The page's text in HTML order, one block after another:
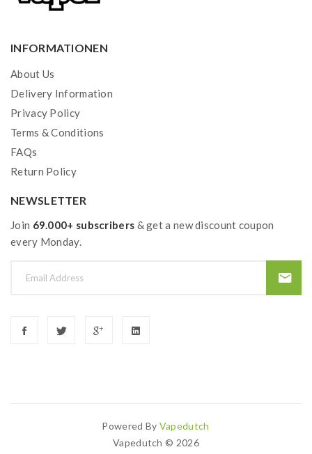
Tappo Pods Ihrer gewählten Geschmacksrichtung von
Zusätzlich besteht die Möglichkeit, die Lost Mary
Tappo Pods mit dem bei uns erhältlichen Elfbar Elfa
Akku zu nutzen.
Die Lost Mary Tappo Pods sind bereits mit 2 ml
vorbefüllt (abhängig von der Geschmacksrichtung) und
passen auch auf die ELFA (by ELFBAR) Basisgeräte.
Sobald das vorbefüllte Liquid in den Pods leer ist,
entsorgen Sie ihn und installieren einen neuen Pod.
enthalten) müssen Sie nicht entsorgen; es besitzt
am Boden wieder aufgeladen werden kann (Ladekabel
LIEFERUMFANG:
Enthält Gift. Bei Verschlucken sofort Giftinformationszentrum
INFORMATIONEN
About Us
Delivery Information
Privacy Policy
Terms & Conditions
FAQs
Return Policy
NEWSLETTER
Join 69.000+ subscribers & get a new discount coupon
every Monday.
Powered By Vapedutch
Vapedutch © 2026